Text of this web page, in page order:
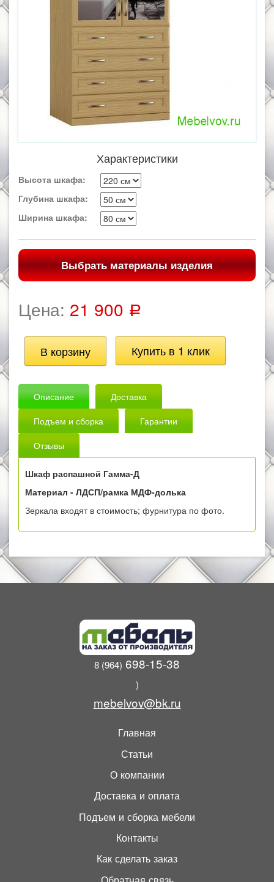
Характеристики
Высота шкафа:
Глубина шкафа:
Ширина шкафа:
Выбрать материалы изделия
Цена: 21 900 Р
Описание
Доставка
Подъем и сборка
Гарантии
Отзывы
Шкаф распашной Гамма-Д
Материал - ЛДСП/рамка МДФ-долька
Зеркала входят в стоимость; фурнитура по фото.
8 (964) 698-15-38
)
mebelvov@bk.ru
Главная
Статьи
О компании
Доставка и оплата
Подъем и сборка мебели
Контакты
Как сделать заказ